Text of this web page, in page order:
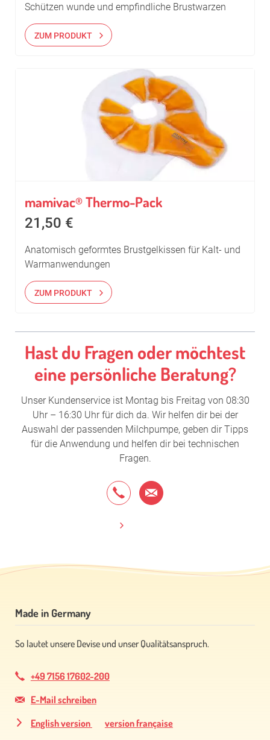
Schützen wunde und empfindliche Brustwarzen
ZUM PRODUKT
mamivac®Thermo-Pack
21,50 €
Anatomisch geformtes Brustgelkissen für Kalt- und
Warmanwendungen
ZUM PRODUKT
Hast du Fragen oder möchtest
eine persönliche Beratung?
Unser Kundenservice ist Montag bis Freitag von 08:30
Uhr – 16:30 Uhr für dich da. Wir helfen dir bei der
Auswahl der passenden Milchpumpe, geben dir Tipps
für die Anwendung und helfen dir bei technischen
Fragen.
Made in Germany
So lautet unsere Devise und unser Qualitätsanspruch.
+49 7156 17602-200
E-Mail schreiben
English version
version française